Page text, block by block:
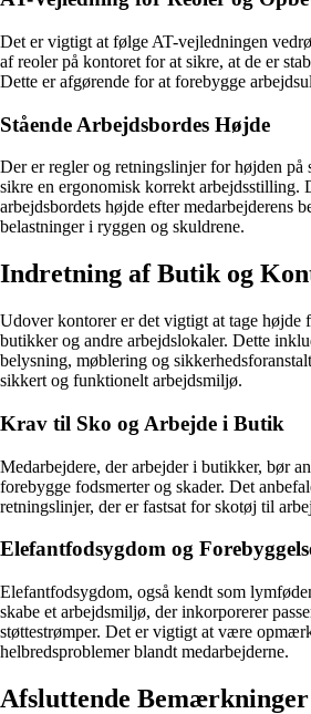
Det er vigtigt at følge AT-vejledningen
af reoler på kontoret for at sikre, at de er
Dette er afgørende for at forebygge
Stående Arbejdsbordes Højde
Der er regler og retningslinjer for højden på
sikre en ergonomisk korrekt arbejdsstilling.
arbejdsbordets højde efter medarbejderens
belastninger i ryggen og skuldrene.
Indretning af Butik og
Udover kontorer er det vigtigt at tage højde
butikker og andre arbejdslokaler. Dette
belysning, møblering og
sikkert og funktionelt arbejdsmiljø.
Krav til Sko og Arbejde i Butik
Medarbejdere, der arbejder i butikker, bør
forebygge fodsmerter og skader. Det
retningslinjer, der er fastsat for skotøj til
Elefantfodsygdom og
Elefantfodsygdom, også kendt som
skabe et arbejdsmiljø, der inkorporerer
støttestrømper. Det er vigtigt at være
helbredsproblemer blandt medarbejderne.
Afsluttende Bemærkninger